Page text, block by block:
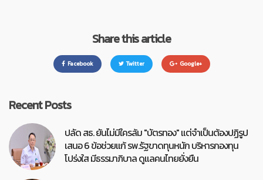
Share this article
Facebook Twitter Google+
Recent Posts
ปลัด สธ. ยันไม่มีใครล้ม "บัตรทอง" แต่จำเป็นต้องปฏิรูป
เสนอ 6 ข้อช่วยแก้ รพ.รัฐขาดทุนหนัก บริหารกองทุน
โปร่งใส มีธรรมาภิบาล ดูแลคนไทยยั่งยืน